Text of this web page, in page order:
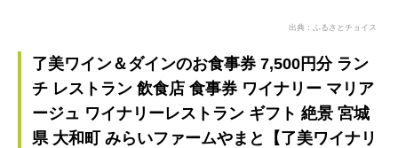
出典：ふるさとチョイス
了美ワイン＆ダインのお食事券 7,500円分 ラン
チ レストラン 飲食店 食事券 ワイナリー マリア
ージュ ワイナリーレストラン ギフト 絶景 宮城
県 大和町 みらいファームやまと【了美ワイナリ